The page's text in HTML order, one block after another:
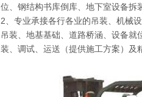
位、钢结构书库倒库、地下室设备拆
2、专业承接各行各业的吊装、机械
吊装、地基基础、道路桥涵、设备
装、调试、运送（提供施工方案）及